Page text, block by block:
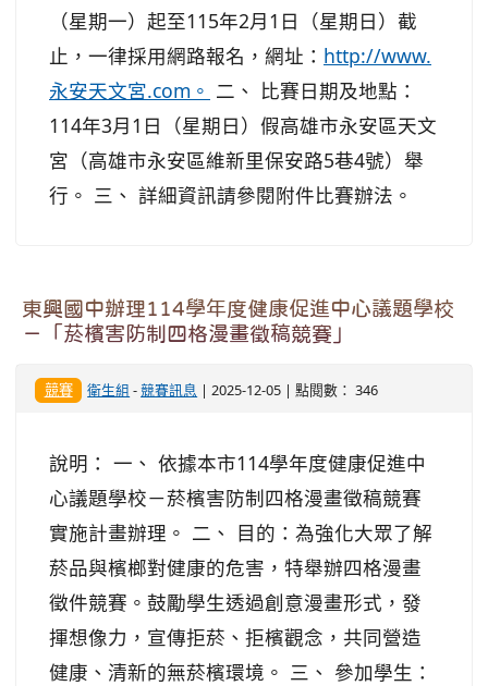
（星期一）起至115年2月1日（星期日）截
止，一律採用網路報名，網址： http://www.
永安天文宮.com。 二、 比賽日期及地點：
114年3月1日（星期日）假高雄市永安區天文
宮（高雄市永安區維新里保安路5巷4號）舉
行。 三、 詳細資訊請參閱附件比賽辦法。
東興國中辦理114學年度健康促進中心議題學校
－「菸檳害防制四格漫畫徵稿競賽」
競賽 衛生組 -競賽訊息 | 2025-12-05 | 點閱數： 346
說明： 一、 依據本市114學年度健康促進中
心議題學校－菸檳害防制四格漫畫徵稿競賽
實施計畫辦理。 二、 目的：為強化大眾了解
菸品與檳榔對健康的危害，特舉辦四格漫畫
徵件競賽。鼓勵學生透過創意漫畫形式，發
揮想像力，宣傳拒菸、拒檳觀念，共同營造
健康、清新的無菸檳環境。 三、 參加學生：